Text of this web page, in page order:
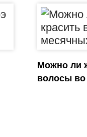
Можно ли
волосы